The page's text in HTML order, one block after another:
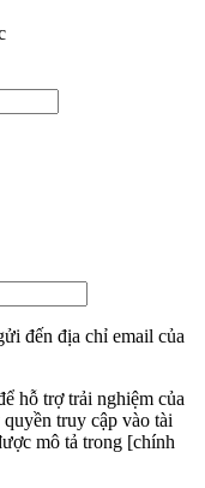
đến địa chỉ email của
hỗ trợ trải nghiệm của
truy cập vào tài
mô tả trong [chính